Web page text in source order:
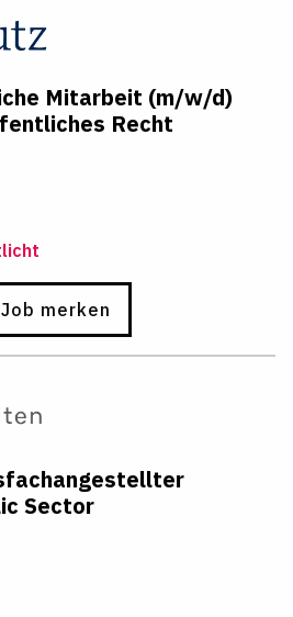
Mitarbeit (m/w/d)
Recht
Job merken
Sector